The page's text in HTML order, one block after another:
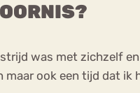
was met zichzelf
ook een tijd dat ik